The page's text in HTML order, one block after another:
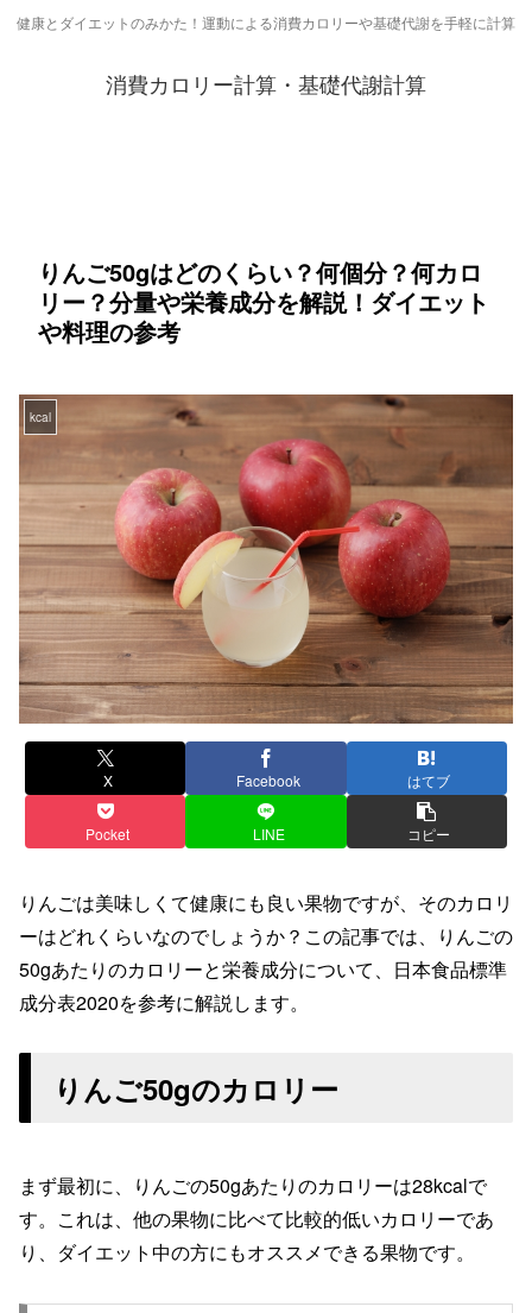
健康とダイエットのみかた！運動による消費カロリーや基礎代謝を手軽に計算
消費カロリー計算・基礎代謝計算
りんご50gはどのくらい？何個分？何カロ
リー？分量や栄養成分を解説！ダイエット
や料理の参考
kcal
X Facebook はてブ
Pocket LINE コピー
りんごは美味しくて健康にも良い果物ですが、そのカロリ
ーはどれくらいなのでしょうか？この記事では、りんごの
50gあたりのカロリーと栄養成分について、日本食品標準
成分表2020を参考に解説します。
りんご50gのカロリー
まず最初に、りんごの50gあたりのカロリーは28kcalで
す。これは、他の果物に比べて比較的低いカロリーであ
り、ダイエット中の方にもオススメできる果物です。